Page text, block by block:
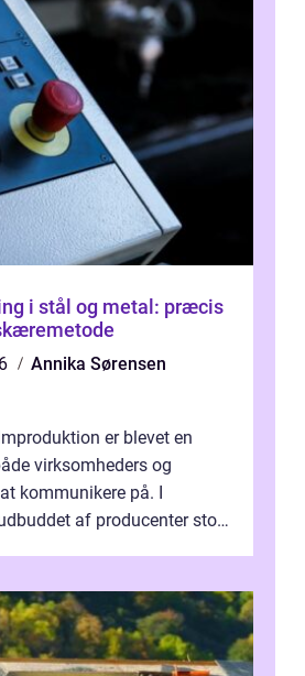
i stål og metal: præcis
Annika Sørensen
er blevet en
virksomheders og
kommunikere på. I
af producenter stort,